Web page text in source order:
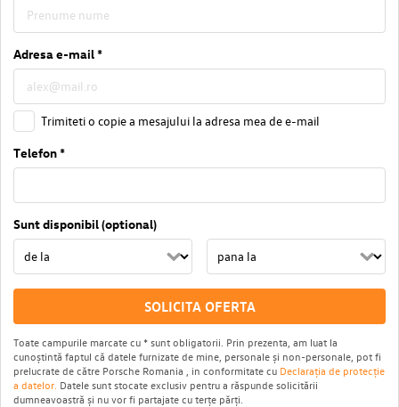
Adresa e-mail *
Trimiteti o copie a mesajului la adresa mea de e-mail
Telefon *
Sunt disponibil (optional)
SOLICITA OFERTA
Toate campurile marcate cu * sunt obligatorii. Prin prezenta, am luat la
cunoștintă faptul că datele furnizate de mine, personale și non-personale, pot fi
prelucrate de către Porsche Romania , in conformitate cu Declarația de protecție
a datelor. Datele sunt stocate exclusiv pentru a răspunde solicitării
dumneavoastră și nu vor fi partajate cu terțe părți.